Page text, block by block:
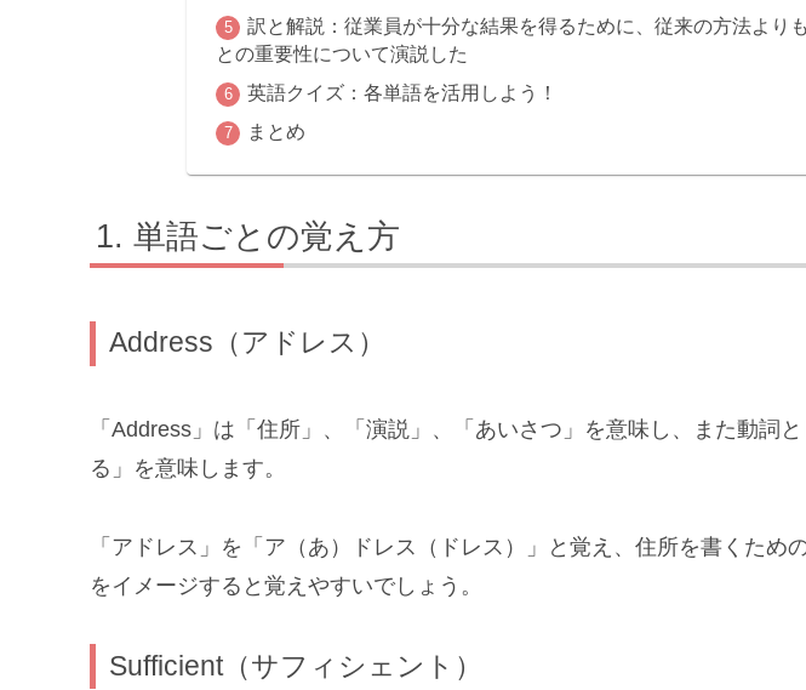
訳と解説：従業員が十分な結果を得るために、従来の方法より
との重要性について演説した
英語クイズ：各単語を活用しよう！
まとめ
単語ごとの覚え方
Address（アドレス）
「Address」は「住所」、「演説」、「あいさつ」を意味し、また動詞
る」を意味します。
「アドレス」を「ア（あ）ドレス（ドレス）」と覚え、住所を書くため
をイメージすると覚えやすいでしょう。
Sufficient（サフィシェント）